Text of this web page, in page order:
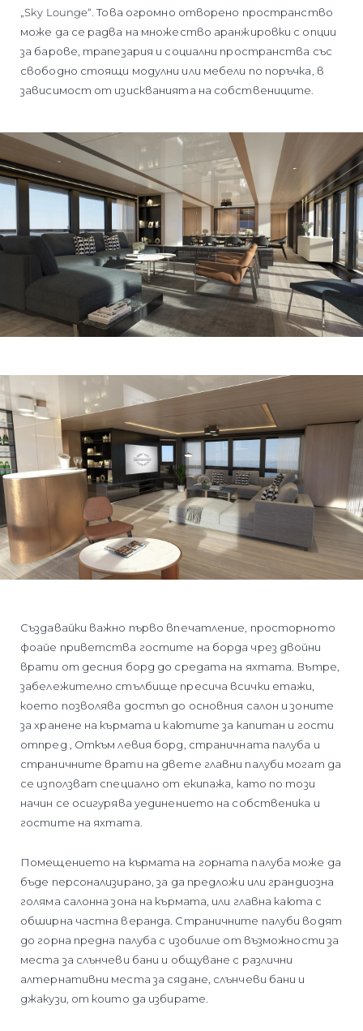
„Sky Lounge“. Това огромно отворено пространство
може да се радва на множество аранжировки с опции
за барове, трапезария и социални пространства със
свободно стоящи модулни или мебели по поръчка, в
зависимост от изискванията на собствениците.
Създавайки важно първо впечатление, просторното
фоайе приветства гостите на борда чрез двойни
врати от десния борд до средата на яхтата. Вътре,
забележително стълбище пресича всички етажи,
което позволява достъп до основния салон и зоните
за хранене на кърмата и каютите за капитан и гости
отпред , Откъм левия борд, страничната палуба и
страничните врати на двете главни палуби могат да
се използват специално от екипажа, като по този
начин се осигурява уединението на собственика и
гостите на яхтата.
Помещението на кърмата на горната палуба може да
бъде персонализирано, за да предложи или грандиозна
голяма салонна зона на кърмата, или главна каюта с
обширна частна веранда. Страничните палуби водят
до горна предна палуба с изобилие от възможности за
места за слънчеви бани и общуване с различни
алтернативни места за сядане, слънчеви бани и
джакузи, от които да избирате.